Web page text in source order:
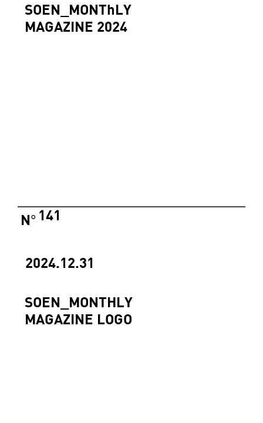
SOEN_MONThLY
MAGAZINE 2024
2024.12.31
SOEN_MONTHLY
MAGAZINE LOGO
141
N°